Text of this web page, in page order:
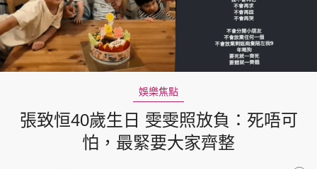
東周食玩通 會員活動
玄學靈異 東周專欄
娛樂焦點
張致恒40歲生日 雯雯照放負：死唔可
怕，最緊要大家齊整